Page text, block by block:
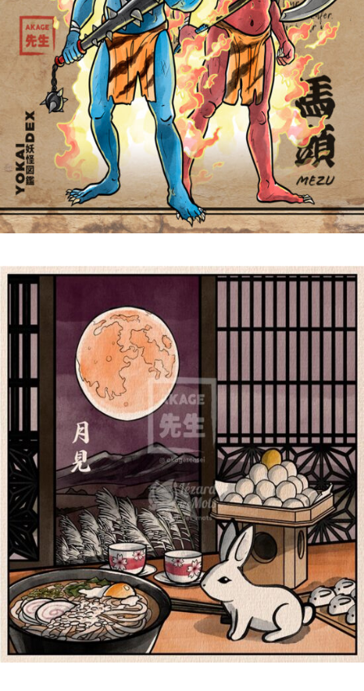
Gozu & Mezu 牛頭と馬
頭
Tsukimi 月見 | Shiki 四
季